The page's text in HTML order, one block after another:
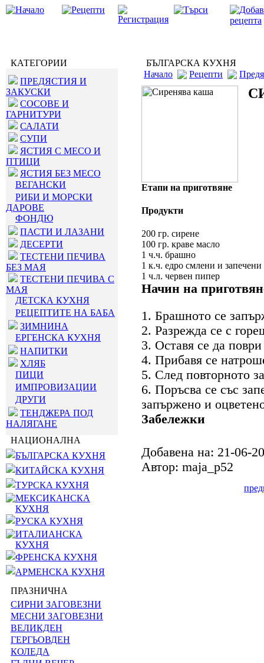
КАТЕГОРИИ
ПРЕДЯСТИЯ И
ЗАКУСКИ
СОСОВЕ И
ГАРНИТУРИ
САЛАТИ
СУПИ
ЯСТИЯ С МЕСО И
ПТИЦИ
ЯСТИЯ БЕЗ МЕСО
ВЕГАНСКИ
РИБИ И МОРСКИ
ДАРОВЕ
ФОНДЮ
ПАСТИ И ЛАЗАНИ
ДЕСЕРТИ
ТЕСТЕНИ ПЕЧИВА
БЕЗ МАЯ
ТЕСТЕНИ ПЕЧИВА С
МАЯ
ДЕТСКА КУХНЯ
РЕЦЕПТИТЕ НА БАБА
ЗИМНИНА
ЕРГЕНСКА КУХНЯ
НАПИТКИ
ХЛЯБ
ПИЦИ
ИМПРОВИЗАЦИИ
ДРУГИ
ТЕНДЖЕРА ПОД
НАЛЯГАНЕ
НАЦИОНАЛНА
БЪЛГАРСКА КУХНЯ
КИТАЙСКА КУХНЯ
ТУРСКА КУХНЯ
МЕКСИКАНСКА
КУХНЯ
РУСКА КУХНЯ
ИТАЛИАНСКА
КУХНЯ
ФРЕНСКА КУХНЯ
АРМЕНСКА КУХНЯ
ПРАЗНИЧНА
СИРНИ ЗАГОВЕЗНИ
МЕСНИ ЗАГОВЕЗНИ
ВЕЛИКДЕН
ГЕРГЬОВДЕН
КОЛЕДА
БЪЛГАРСКА КУХНЯ
Начало
Рецепти
Етапи на приготвяне
Продукти
200 гр. сирене
100 гр. краве масло
1 ч.ч. брашно
1 к.ч. едро смлени и
1 ч.л. червен пипер
Начин на
1. Брашното се
2. Разрежда се с
3. Оставя се да
4. Прибавя се
5. След повторното
6. Поръсва се със
запържено и
Забележки
Добавена на: 21-06-
Автор: maja_p52